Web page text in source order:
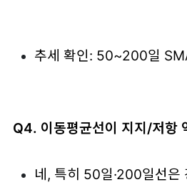
추세 확인: 50~200일
Q4. 이동평균선이 지지/저항
네, 특히 50일·200일선은